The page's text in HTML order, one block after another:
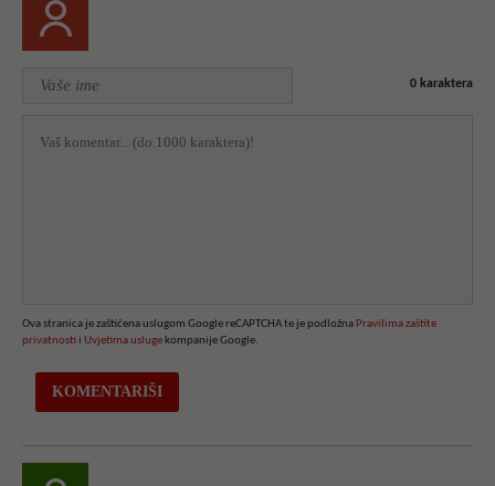
0 karaktera
Ova stranica je zaštićena uslugom Google reCAPTCHA te je podložna Pravilima zaštite
privatnosti i Uvjetima usluge kompanije Google.